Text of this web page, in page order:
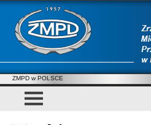
ZMPD w POLSCE